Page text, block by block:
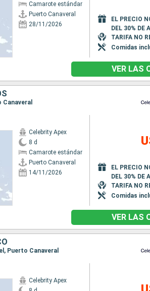
Camarote estándar
Puerto Canaveral
28/11/2026
EL PRECIO
DEL 30% DE
TARIFA NO
Comidas
VER LAS
Celebrity Apex
8 d
Camarote estándar
Puerto Canaveral
14/11/2026
EL PRECIO
DEL 30% DE
TARIFA NO
Comidas
VER LAS
Puerto Canaveral
Celebrity Apex